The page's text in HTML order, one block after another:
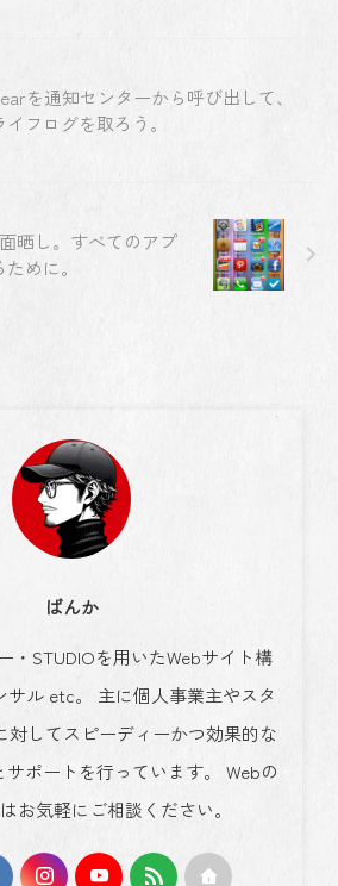
を通知センターから呼び出して、
イフログを取ろう。
晒し。すべてのアプ
めに。
ばんか
・STUDIOを用いたWebサイト構
サル etc。 主に個人事業主やスタ
対してスピーディーかつ効果的な
ポートを行っています。 Webの
お気軽にご相談ください。